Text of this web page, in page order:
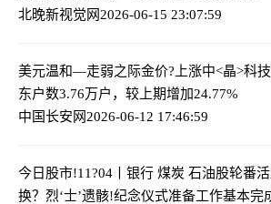
北晚新视觉网2026-06-15 23:07:59
美元温和—走弱之际金价?上涨中<晶>科
东户数3.76万户，较上期增加24.77%
中国长安网2026-06-12 17:46:59
今日股市!11?04丨银行 煤炭 石油股轮番
换？ 烈‘士’遗骸!纪念仪式准备工作基本完